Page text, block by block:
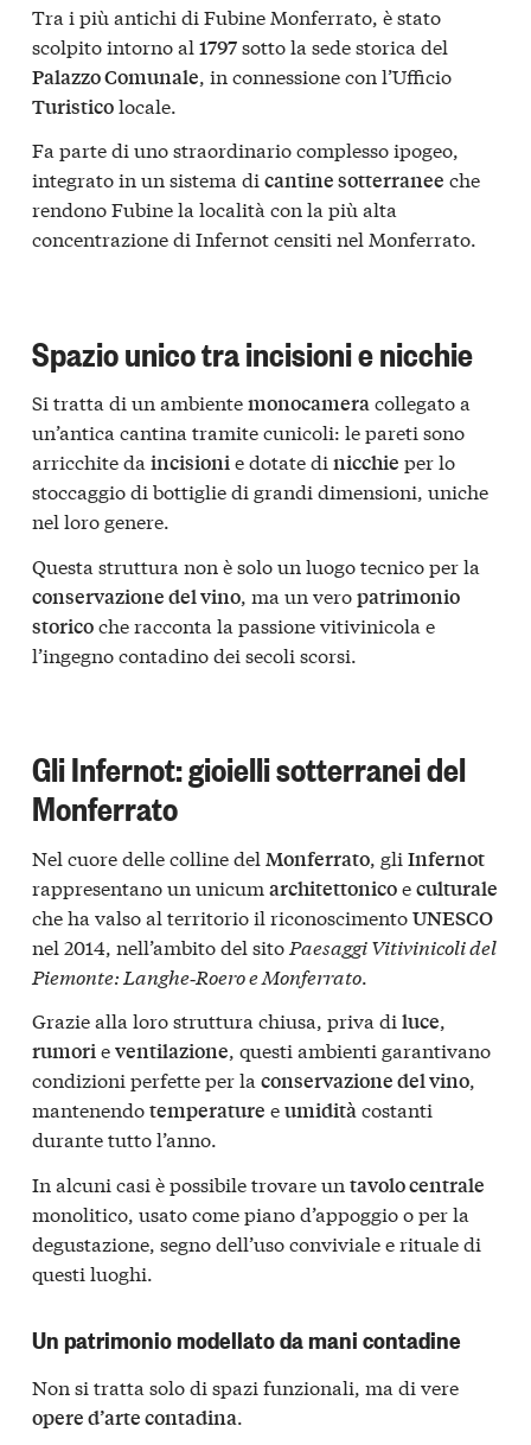
Tra i più antichi di Fubine Monferrato, è stato
scolpito intorno al 1797sotto la sede storica del
Palazzo Comunale, in connessione con l’Ufficio
Turisticolocale.
Fa parte di uno straordinario complesso ipogeo,
integrato in un sistema di cantine sotterranee che
rendono Fubine la località con la più alta
concentrazione di Infernot censiti nel Monferrato.
Spazio unico tra incisioni e nicchie
Si tratta di un ambientemonocameracollegato a
un’antica cantina tramite cunicoli: le pareti sono
arricchite da incisionie dotate di nicchie per lo
stoccaggio di bottiglie di grandi dimensioni, uniche
nel loro genere.
Questa struttura non è solo un luogo tecnico per la
conservazione del vino, ma un veropatrimonio
storicoche racconta la passione vitivinicola e
l’ingegno contadino dei secoli scorsi.
Gli Infernot: gioielli sotterranei del
Monferrato
Nel cuore delle colline del Monferrato , gli Infernot
rappresentano un unicum architettonicoeculturale
che ha valso al territorio il riconoscimentoUNESCO
nel 2014, nell’ambito del sito Paesaggi Vitivinicoli del
Piemonte: Langhe‑Roero e Monferrato
Grazie alla loro struttura chiusa, priva di luce,
rumorieventilazione, questi ambienti garantivano
condizioni perfette per la conservazione del vino,
mantenendotemperature eumiditàcostanti
durante tutto l’anno.
In alcuni casi è possibile trovare un tavolo centrale
monolitico, usato come piano d’appoggio o per la
degustazione, segno dell’uso conviviale e rituale di
questi luoghi.
Un patrimonio modellato da mani contadine
Non si tratta solo di spazi funzionali, ma di vere
opere d’arte contadina.